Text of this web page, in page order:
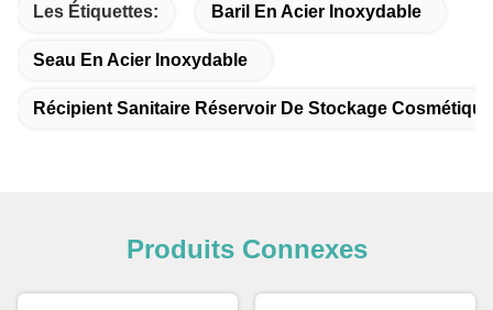
Les Étiquettes: Baril En Acier Inoxydable
Seau En Acier Inoxydable
Récipient Sanitaire Réservoir De Stockage Cosmétique
Produits Connexes